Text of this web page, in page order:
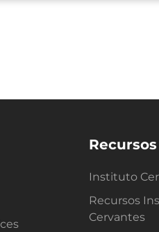
Instituto
Recursos
Cervantes